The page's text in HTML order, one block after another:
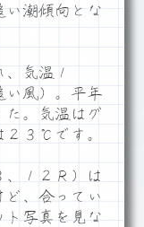
い潮傾向とな
気温１
風）。平年
た。気温はグ
２３℃です。
１２Ｒ）は
ど、合ってい
ト写真を見な